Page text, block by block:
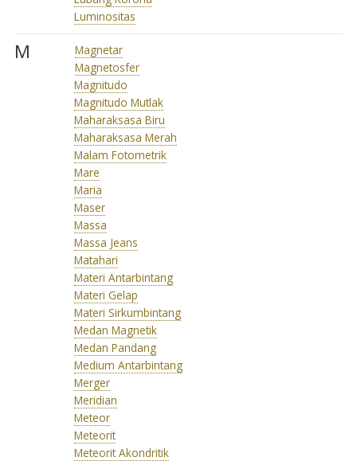
Luminositas
M
Magnetar
Magnetosfer
Magnitudo
Magnitudo Mutlak
Maharaksasa Biru
Maharaksasa Merah
Malam Fotometrik
Mare
Maria
Maser
Massa
Massa Jeans
Matahari
Materi Antarbintang
Materi Gelap
Materi Sirkumbintang
Medan Magnetik
Medan Pandang
Medium Antarbintang
Merger
Meridian
Meteor
Meteorit
Meteorit Akondritik